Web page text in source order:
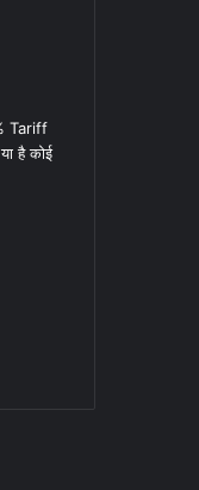
Tariff
है कोई